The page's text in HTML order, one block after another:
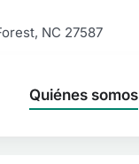
NC 27587
Quiénes somos